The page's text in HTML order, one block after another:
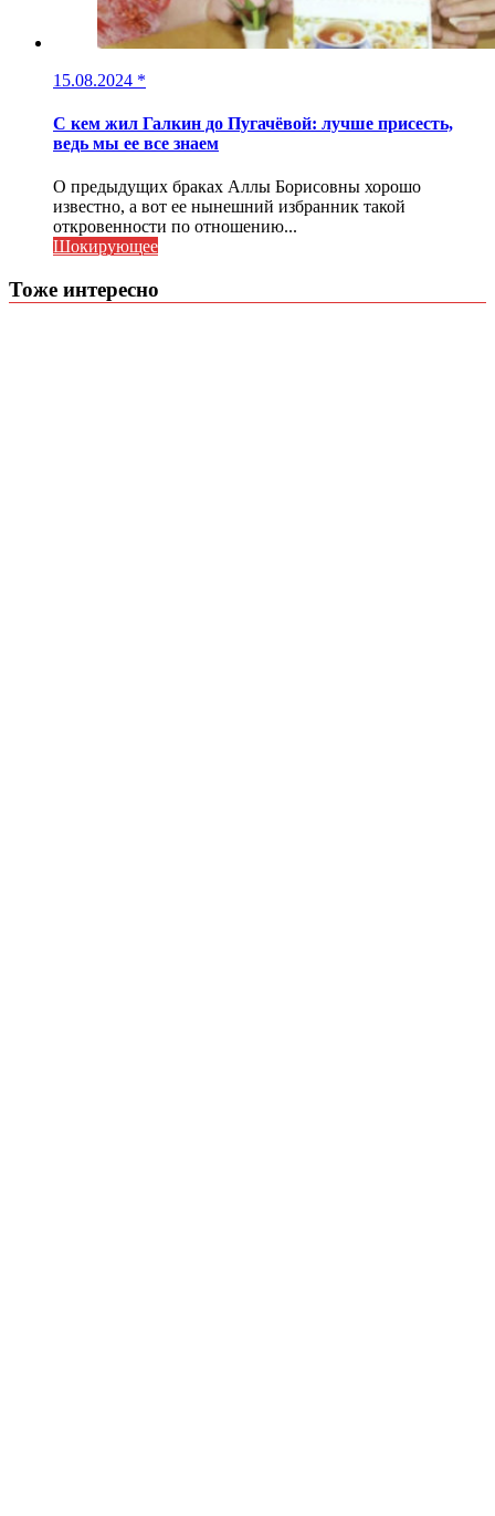
15.08.2024 *
С кем жил Галкин до Пугачёвой: лучше присесть,
ведь мы ее все знаем
О предыдущих браках Аллы Борисовны хорошо
известно, а вот ее нынешний избранник такой
откровенности по отношению...
Шокирующее
Тоже интересно